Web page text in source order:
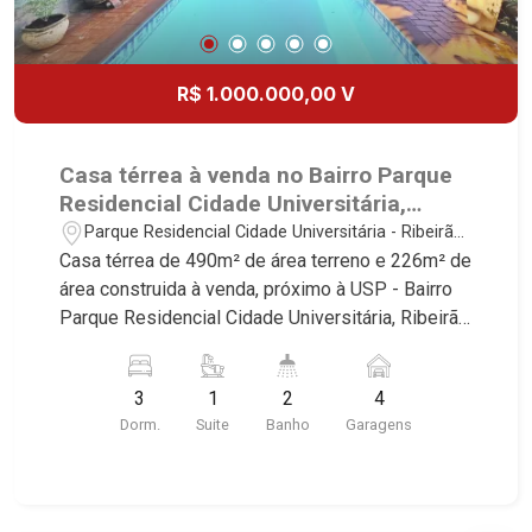
R$ 1.000.000,00 V
Casa térrea à venda no Bairro Parque
Residencial Cidade Universitária,
próximo à USP - Ribeirão Preto/SP.
Parque Residencial Cidade Universitária - Ribeirão
Preto/SP
Casa térrea de 490m² de área terreno e 226m² de
área construida à venda, próximo à USP - Bairro
Parque Residencial Cidade Universitária, Ribeirão
imóvel que a Martinelli Imobiliária selecionou
para você: - 490m² de área terreno e 226m² de
área construida - 3 dormitórios com armários e
3
Dorm.
1
Suite
2
Banho
4
Garagens